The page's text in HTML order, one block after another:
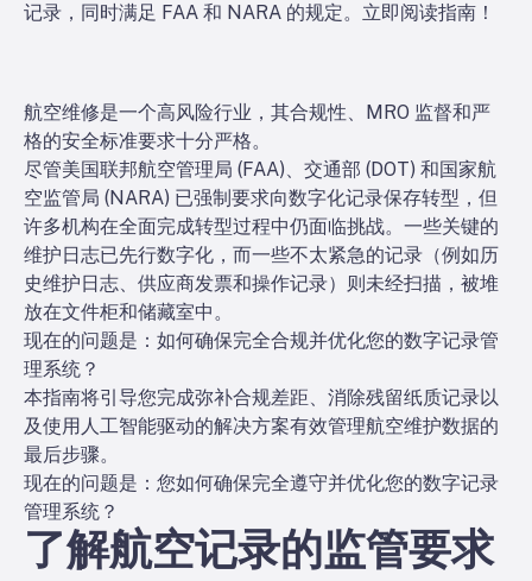
记录，同时满足 FAA 和 NARA 的规定。立即阅读指南！
航空维修是一个高风险行业，其合规性、MRO 监督和严
格的安全标准要求十分严格。
尽管美国联邦航空管理局 (FAA)、交通部 (DOT) 和国家航
空监管局 (NARA) 已强制要求向数字化记录保存转型，但
许多机构在全面完成转型过程中仍面临挑战。一些关键的
维护日志已先行数字化，而一些不太紧急的记录（例如历
史维护日志、供应商发票和操作记录）则未经扫描，被堆
放在文件柜和储藏室中。
现在的问题是：如何确保完全合规并优化您的数字记录管
理系统？
本指南将引导您完成弥补合规差距、消除残留纸质记录以
及使用人工智能驱动的解决方案有效管理航空维护数据的
最后步骤。
现在的问题是：您如何确保完全遵守并优化您的数字记录
管理系统？
了解航空记录的监管要求